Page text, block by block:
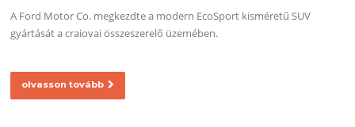
A Ford Motor Co. megkezdte a modern EcoSport kisméretű SUV
gyártását a craiovai összeszerelő üzemében.
olvasson tovább